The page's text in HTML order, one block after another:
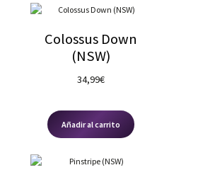
Colossus Down
(NSW)
34,99€
Añadir al carrito